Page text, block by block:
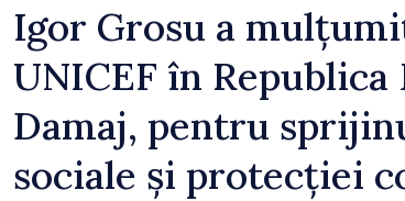
Igor Grosu a
UNICEF în
Damaj, pentru
sociale și protecției